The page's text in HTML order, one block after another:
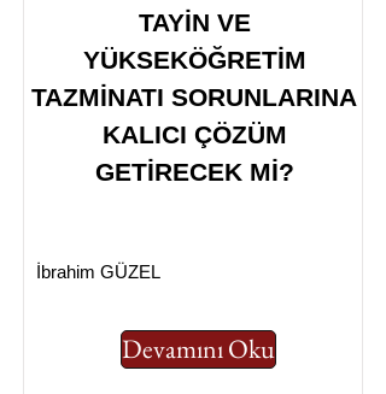
TAYİN VE
YÜKSEKÖĞRETİM
TAZMİNATI SORUNLARINA
KALICI ÇÖZÜM
GETİRECEK Mİ?
İbrahim GÜZEL
Devamını Oku